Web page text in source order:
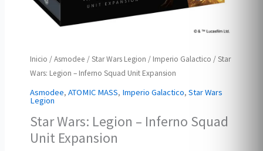
Inicio /Asmodee /Star Wars Legion / Imperio Galactico / Star
Wars: Legion – Inferno Squad Unit Expansion
Asmodee,ATOMIC MASS, Imperio Galactico,Star Wars
Legion
Star Wars: Legion – Inferno Squad
Unit Expansion